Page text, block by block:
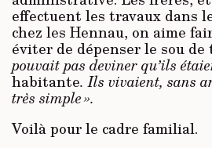
effectuent les travaux dans
chez les Hennau, on aime
éviter de dépenser le sou de
pouvait pas deviner qu’ils
habitante. Ils vivaient, sans
très simple ».
Voilà pour le cadre familial.